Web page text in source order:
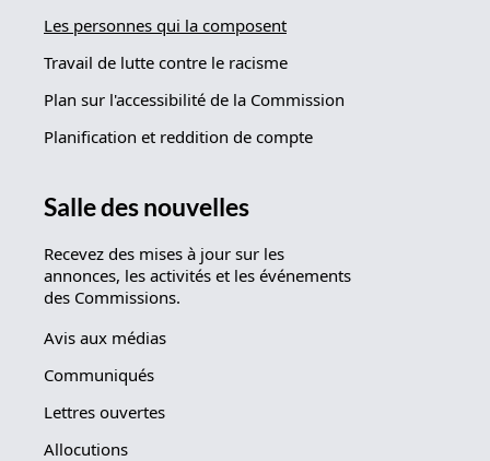
Les personnes qui la composent
Travail de lutte contre le racisme
Plan sur l'accessibilité de la Commission
Planification et reddition de compte
Salle des nouvelles
Recevez des mises à jour sur les
annonces, les activités et les événements
des Commissions.
Avis aux médias
Communiqués
Lettres ouvertes
Allocutions